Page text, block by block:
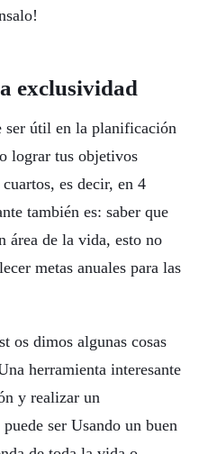
exclusividad
ser útil en la planificación
lograr tus objetivos
es decir, en 4
también es: saber que
área de la vida, esto no
metas anuales para las
os dimos algunas cosas
herramienta interesante
y realizar un
ser Usando un buen